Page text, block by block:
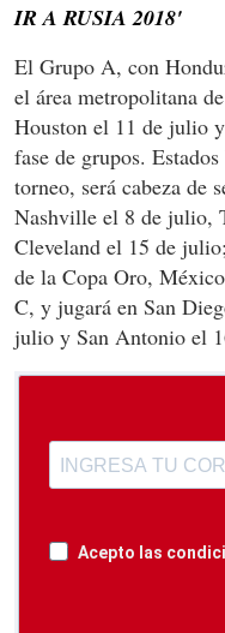
IR A RUSIA 2018'
El Grupo A, con
el área metropolitana
Houston el 11 de julio
fase de grupos.
torneo, será cabeza de
Nashville el 8 de julio,
Cleveland el 15 de
de la Copa Oro,
C, y jugará en San
julio y San Antonio el
Acepto las